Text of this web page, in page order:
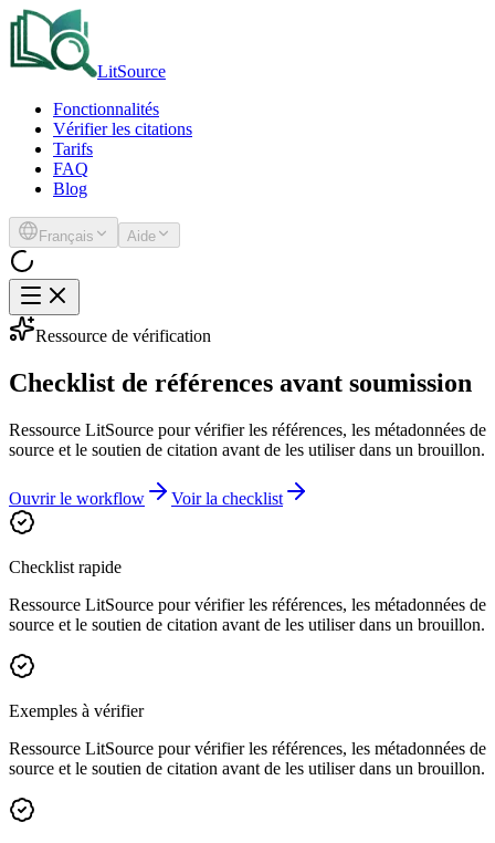
LitSource
Fonctionnalités
Vérifier les citations
Tarifs
FAQ
Blog
Français Aide
Ressource de vérification
Checklist de références avant soumission
Ressource LitSource pour vérifier les références, les métadonnées de
source et le soutien de citation avant de les utiliser dans un brouillon.
Ouvrir le workflow Voir la checklist
Checklist rapide
Ressource LitSource pour vérifier les références, les métadonnées de
source et le soutien de citation avant de les utiliser dans un brouillon.
Exemples à vérifier
Ressource LitSource pour vérifier les références, les métadonnées de
source et le soutien de citation avant de les utiliser dans un brouillon.